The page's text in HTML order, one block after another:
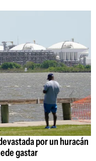
por un huracán
gastar